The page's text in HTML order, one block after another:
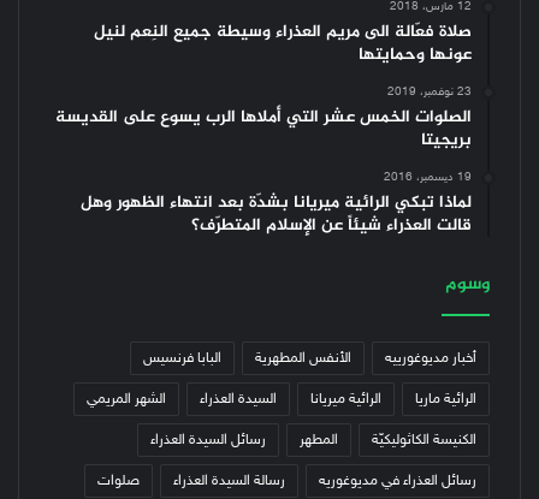
12 مارس، 2018
صلاة فعّالة الى مريم العذراء وسيطة جميع النِعم لنيل
عونها وحمايتها
23 نوفمبر، 2019
الصلوات الخمس عشر التي أملاها الرب يسوع على القديسة
بريجيتا
19 ديسمبر، 2016
لماذا تبكي الرائية ميريانا بشدّة بعد انتهاء الظهور وهل
قالت العذراء شيئاً عن الإسلام المتطرّف؟
وسوم
أخبار مديوغورييه الأنفس المطهرية البابا فرنسيس
الرائية ماريا الرائية ميريانا السيدة العذراء الشهر المريمي
الكنيسة الكاثوليكيّة المطهر رسائل السيدة العذراء
رسائل العذراء في مديوغوريه رسالة السيدة العذراء صلوات